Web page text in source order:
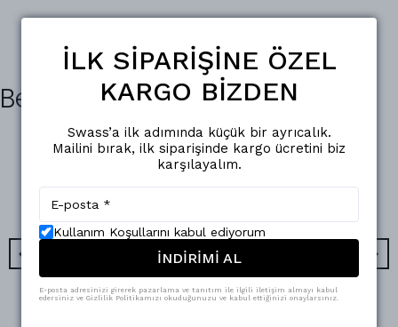
Benzer Ürünler
İLK SİPARİŞİNE ÖZEL
KARGO BİZDEN
Swass’a ilk adımında küçük bir ayrıcalık.
Mailini bırak, ilk siparişinde kargo ücretini biz
karşılayalım.
Kullanım Koşullarını kabul ediyorum
İNDİRİMİ AL
E-posta adresinizi girerek pazarlama ve tanıtım ile ilgili iletişim almayı kabul
edersiniz ve Gizlilik Politikamızı okuduğunuzu ve kabul ettiğinizi onaylarsınız.